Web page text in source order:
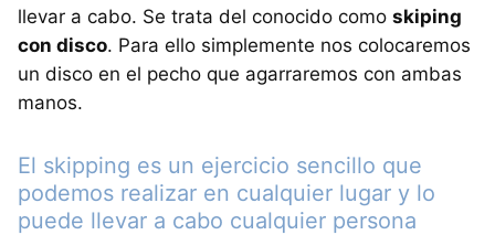
llevar a cabo. Se trata del conocido como skiping
con disco. Para ello simplemente nos colocaremos
un disco en el pecho que agarraremos con ambas
manos.
El skipping es un ejercicio sencillo que
podemos realizar en cualquier lugar y lo
puede llevar a cabo cualquier persona